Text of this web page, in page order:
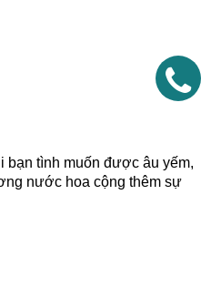
bạn tình muốn được âu yếm,
nước hoa cộng thêm sự